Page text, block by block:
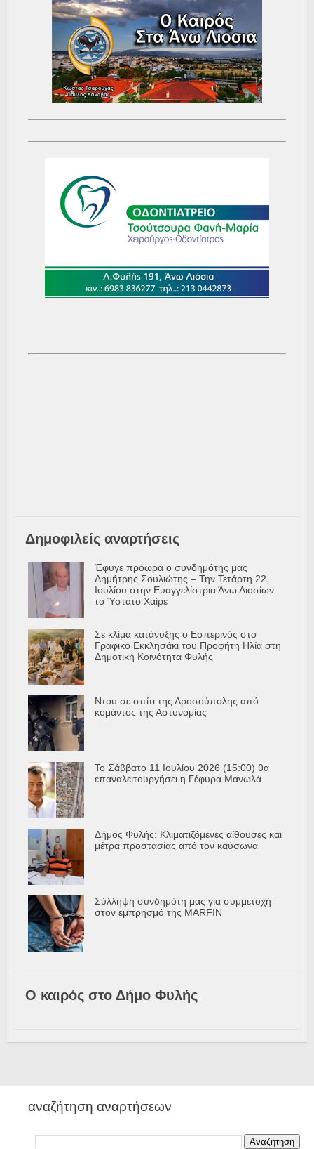
Δημοφιλείς αναρτήσεις
Έφυγε πρόωρα ο συνδημότης μας
Δημήτρης Σουλιώτης – Την Τετάρτη 22
Ιουλίου στην Ευαγγελίστρια Άνω Λιοσίων
το Ύστατο Χαίρε
Σε κλίμα κατάνυξης ο Εσπερινός στο
Γραφικό Εκκλησάκι του Προφήτη Ηλία στη
Δημοτική Κοινότητα Φυλής
Ντου σε σπίτι της Δροσούπολης από
κομάντος της Αστυνομίας
Το Σάββατο 11 Ιουλίου 2026 (15:00) θα
επαναλειτουργήσει η Γέφυρα Μανωλά
Δήμος Φυλής: Κλιματιζόμενες αίθουσες και
μέτρα προστασίας από τον καύσωνα
Σύλληψη συνδημότη μας για συμμετοχή
στον εμπρησμό της MARFIN
Ο καιρός στο Δήμο Φυλής
αναζήτηση αναρτήσεων